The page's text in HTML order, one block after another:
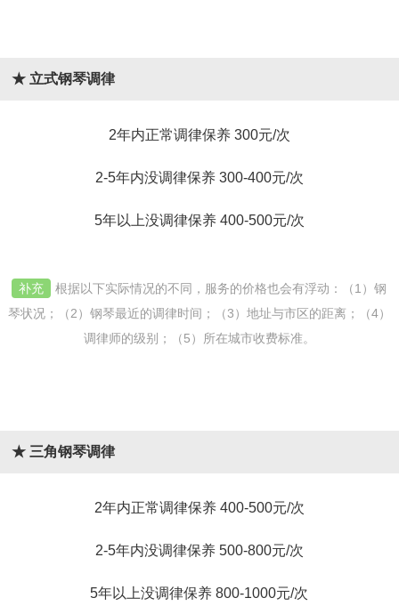
★ 立式钢琴调律
2年内正常调律保养 300元/次
2-5年内没调律保养 300-400元/次
5年以上没调律保养 400-500元/次
补充
根据以下实际情况的不同，服务的价格也会有浮动：（1）钢
琴状况；（2）钢琴最近的调律时间；（3）地址与市区的距离；（4）
调律师的级别；（5）所在城市收费标准。
★ 三角钢琴调律
2年内正常调律保养 400-500元/次
2-5年内没调律保养 500-800元/次
5年以上没调律保养 800-1000元/次